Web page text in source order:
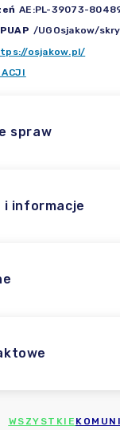
AE:PL-39073-
/UGOsjakow/
osjakow.pl/
spraw
i informacje
WSZYSTKIE